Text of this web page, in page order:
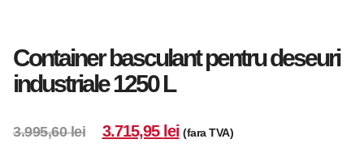
Container basculant pentru deseuri
industriale 1250 L
3.995,60lei 3.715,95 lei (fara TVA)